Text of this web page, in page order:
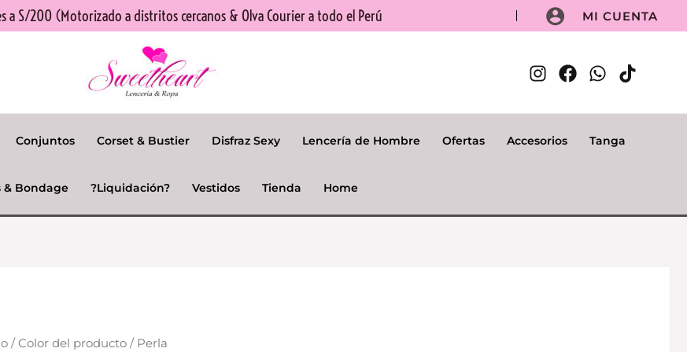
a S/200 (Motorizado a distritos cercanos & Olva Courier a todo el Perú MI CUENTA
Conjuntos Corset & Bustier Disfraz Sexy Lencería de Hombre Ofertas Accesorios Tanga
& Bondage ?Liquidación? Vestidos Tienda Home
/ Color del producto / Perla